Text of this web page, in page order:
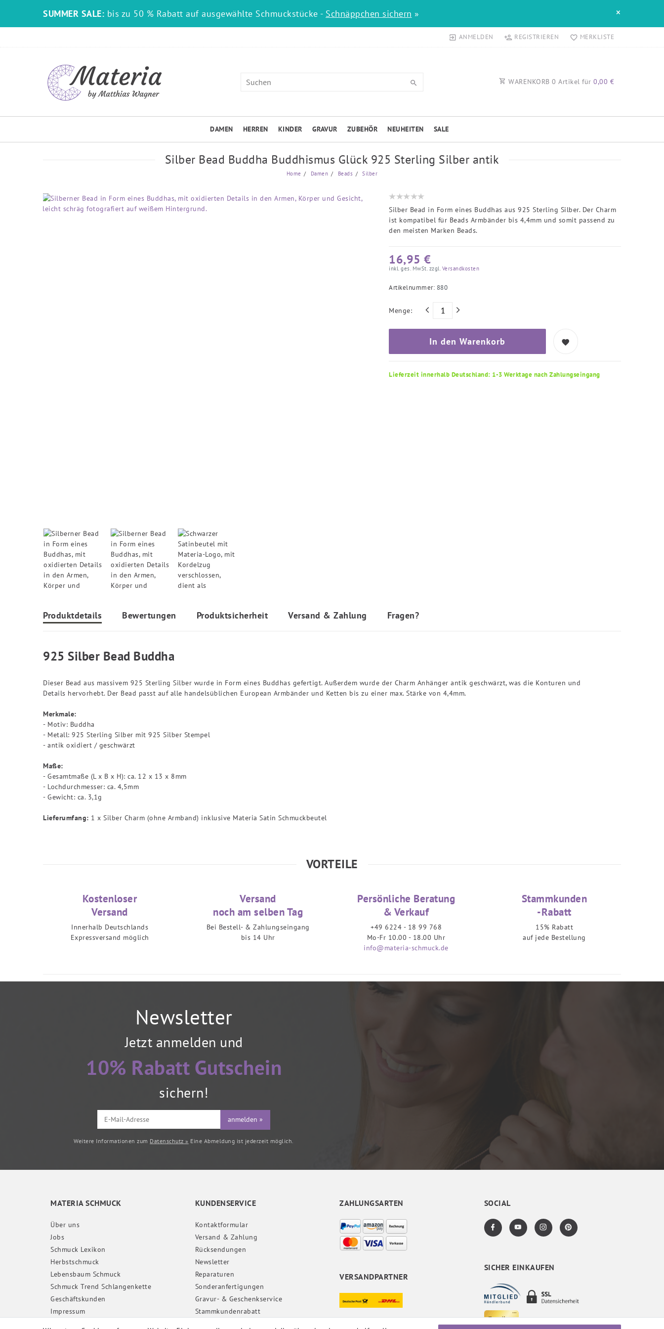
SUMMER SALE: bis zu 50 % Rabatt auf ausgewählte Schmuckstücke - Schnäppchen sichern » ×
ANMELDEN REGISTRIEREN MERKLISTE
WARENKORB 0 Artikel für 0,00 €
DAMEN HERREN KINDER GRAVUR ZUBEHÖR NEUHEITEN SALE
Silber Bead Buddha Buddhismus Glück 925 Sterling Silber antik
Home Damen Beads Silber
Silber Bead in Form eines Buddhas aus 925 Sterling Silber. Der Charm
ist kompatibel für Beads Armbänder bis 4,4mm und somit passend zu
den meisten Marken Beads.
16,95 €
inkl. ges. MwSt. zzgl.Versandkosten
Artikelnummer: 880
Menge:
In den Warenkorb
Lieferzeit innerhalb Deutschland: 1-3 Werktage nach Zahlungseingang
Produktdetails Bewertungen Produktsicherheit Versand & Zahlung Fragen?
925 Silber Bead Buddha
Dieser Bead aus massivem 925 Sterling Silber wurde in Form eines Buddhas gefertigt. Außerdem wurde der Charm Anhänger antik geschwärzt, was die Konturen und
Details hervorhebt. Der Bead passt auf alle handelsüblichen European Armbänder und Ketten bis zu einer max. Stärke von 4,4mm.
Merkmale:
- Motiv: Buddha
- Metall: 925 Sterling Silber mit 925 Silber Stempel
- antik oxidiert / geschwärzt
Maße:
- Gesamtmaße (L x B x H): ca. 12 x 13 x 8mm
- Lochdurchmesser: ca. 4,5mm
- Gewicht: ca. 3,1g
Lieferumfang: 1 x Silber Charm (ohne Armband) inklusive Materia Satin Schmuckbeutel
VORTEILE
Kostenloser
Versand
Innerhalb Deutschlands
Expressversand möglich
Versand
noch am selben Tag
Bei Bestell- & Zahlungseingang
bis 14 Uhr
Persönliche Beratung
& Verkauf
+49 6224 - 18 99 768
Mo-Fr 10.00 - 18.00 Uhr
info@materia-schmuck.de
Stammkunden
-Rabatt
15% Rabatt
auf jede Bestellung
Newsletter
Jetzt anmelden und
10% Rabatt Gutschein
sichern!
anmelden »
Weitere Informationen zum Datenschutz » Eine Abmeldung ist jederzeit möglich.
MATERIA SCHMUCK
Über uns
Jobs
Schmuck Lexikon
Herbstschmuck
Lebensbaum Schmuck
Schmuck Trend Schlangenkette
Geschäftskunden
Impressum
KUNDENSERVICE
Kontaktformular
Versand & Zahlung
Rücksendungen
Newsletter
Reparaturen
Sonderanfertigungen
Gravur- & Geschenkservice
Stammkundenrabatt
ZAHLUNGSARTEN
VERSANDPARTNER
SOCIAL
SICHER EINKAUFEN